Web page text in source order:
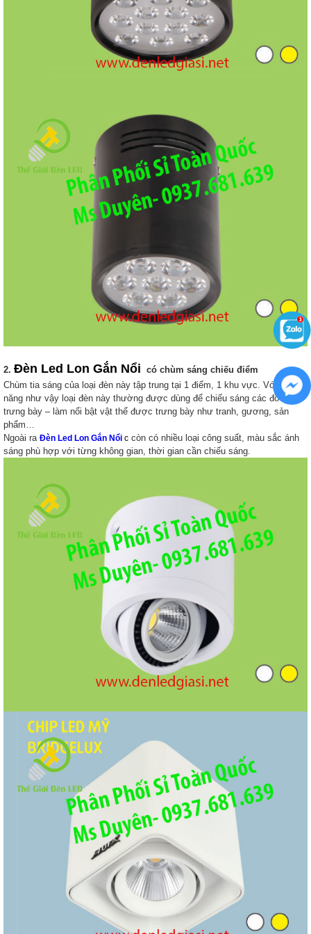
2. Đèn Led Lon Gắn Nổi có chùm sáng chiếu điểm
Chùm tia sáng của loại đèn này tập trung tại 1 điểm, 1 khu vực. Với công
năng như vậy loại đèn này thường được dùng để chiếu sáng các đồ vật
trưng bày – làm nổi bật vật thể được trưng bày như tranh, gương, sản
phẩm…
Ngoài ra Đèn Led Lon Gắn Nổi c còn có nhiều loại công suất, màu sắc ánh
sáng phù hợp với từng không gian, thời gian cần chiếu sáng.